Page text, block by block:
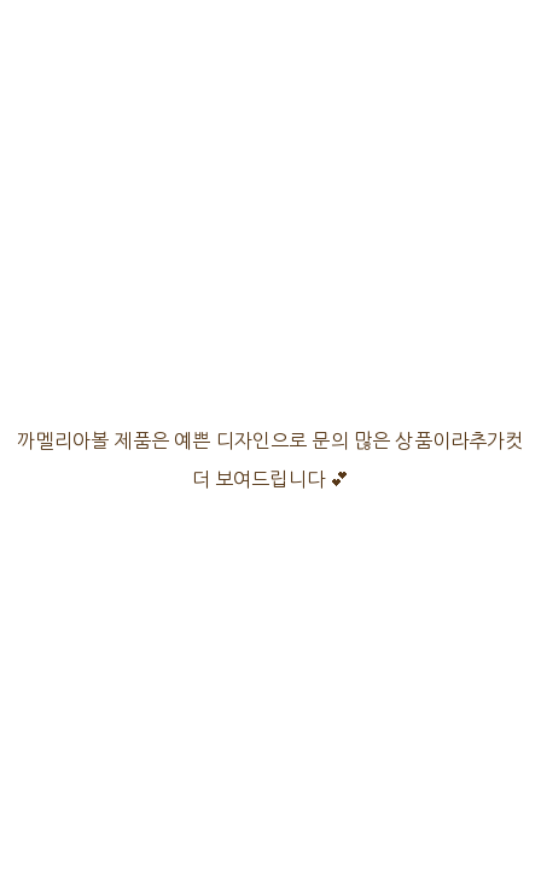
까멜리아볼 제품은 예쁜 디자인으로 문의 많은 상품이라추가컷
더 보여드립니다 💕